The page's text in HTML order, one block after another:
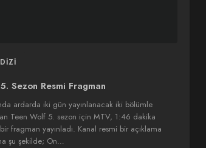
Sezon Resmi Fragman
ardarda iki gün yayınlanacak iki bölümle
Teen Wolf 5. sezon için MTV, 1:46 dakika
fragman yayınladı. Kanal resmi bir açıklama
şu şekilde; On…